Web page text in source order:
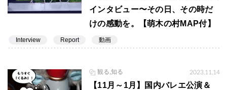
インタビュー〜その日、その時だ
けの感動を。【萌木の村MAP付】
Interview Report 動画
観る,知る 2023.11.14
【11月～1月】国内バレエ公演＆